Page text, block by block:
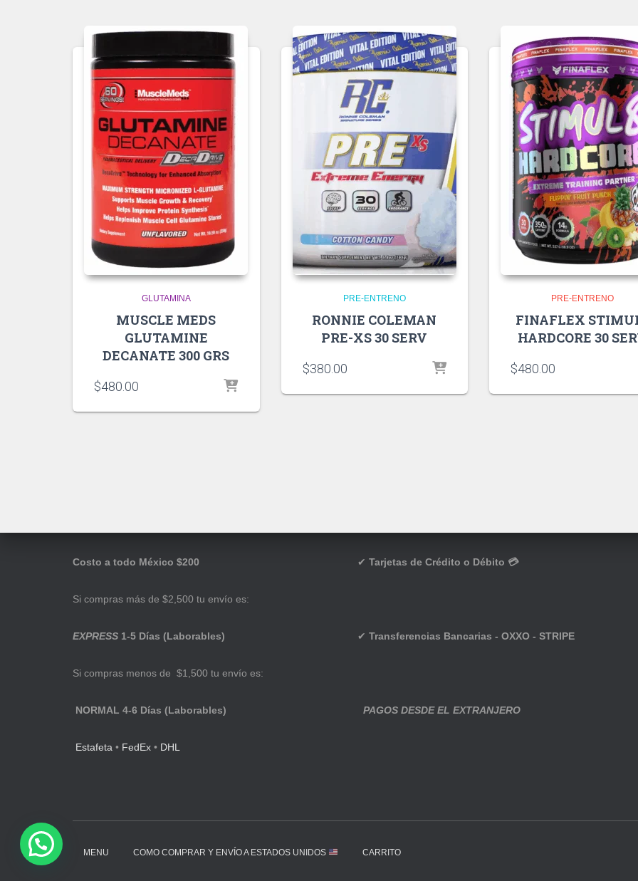
GLUTAMINA
MUSCLE MEDS
GLUTAMINE
DECANATE 300 GRS
$480.00
PRE-ENTRENO
RONNIE COLEMAN
PRE-XS 30 SERV
$380.00
PRE-ENTRENO
FINAFLEX
HARDCORE 30
$480.00
Costo a todo México $200
Si compras más de $2,500 tu envío es:
EXPRESS 1-5 Días (Laborables)
Si compras menos de $1,500 tu envío es:
NORMAL 4-6 Días (Laborables)
Estafeta • FedEx • DHL
✔ Tarjetas de Crédito o Débito 💳
✔ Transferencias Bancarias - OXXO - STRIPE
PAGOS DESDE EL EXTRANJERO
MENU COMO COMPRAR Y ENVÍO A ESTADOS UNIDOS CARRITO